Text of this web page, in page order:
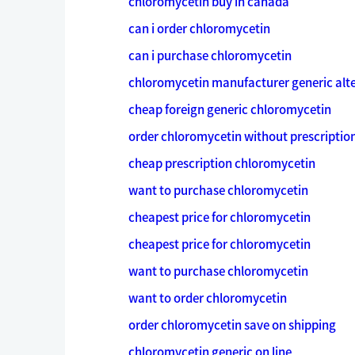
can i order chloromycetin
can i purchase chloromycetin
chloromycetin manufacturer generic
cheap foreign generic chloromycetin
order chloromycetin without
cheap prescription chloromycetin
want to purchase chloromycetin
cheapest price for chloromycetin
cheapest price for chloromycetin
want to purchase chloromycetin
want to order chloromycetin
order chloromycetin save on shipping
chloromycetin generic on line